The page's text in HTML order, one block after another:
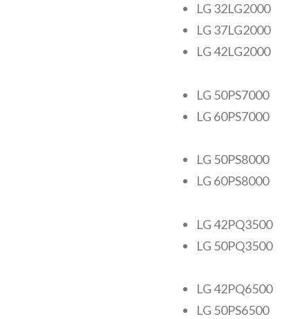
LG 32LG2000
LG 37LG2000
LG 42LG2000
LG 50PS7000
LG 60PS7000
LG 50PS8000
LG 60PS8000
LG 42PQ3500
LG 50PQ3500
LG 42PQ6500
LG 50PS6500